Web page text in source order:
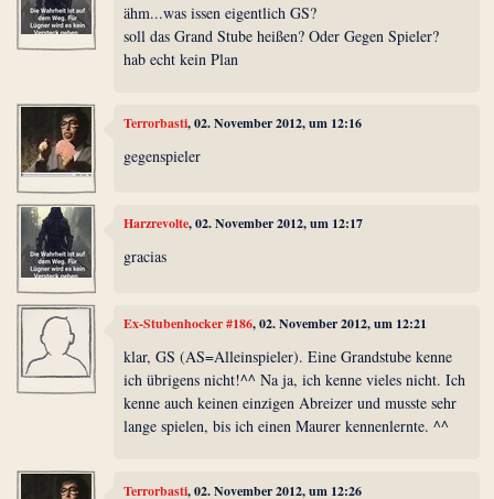
ähm...was issen eigentlich GS?
soll das Grand Stube heißen? Oder Gegen Spieler?
hab echt kein Plan
Terrorbasti, 02. November 2012, um 12:16
gegenspieler
Harzrevolte, 02. November 2012, um 12:17
gracias
Ex-Stubenhocker #186, 02. November 2012, um 12:21
klar, GS (AS=Alleinspieler). Eine Grandstube kenne
ich übrigens nicht!^^ Na ja, ich kenne vieles nicht. Ich
kenne auch keinen einzigen Abreizer und musste sehr
lange spielen, bis ich einen Maurer kennenlernte. ^^
Terrorbasti, 02. November 2012, um 12:26